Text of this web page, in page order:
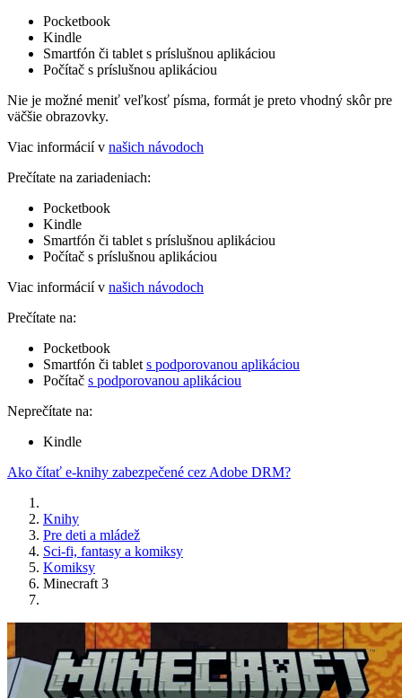
Pocketbook
Kindle
Smartfón či tablet s príslušnou aplikáciou
Počítač s príslušnou aplikáciou
Nie je možné meniť veľkosť písma, formát je preto vhodný skôr pre
väčšie obrazovky.
Viac informácií v našich návodoch
Prečítate na zariadeniach:
Pocketbook
Kindle
Smartfón či tablet s príslušnou aplikáciou
Počítač s príslušnou aplikáciou
Viac informácií v našich návodoch
Prečítate na:
Pocketbook
Smartfón či tablet s podporovanou aplikáciou
Počítač s podporovanou aplikáciou
Neprečítate na:
Kindle
Ako čítať e-knihy zabezpečené cez Adobe DRM?
Knihy
Pre deti a mládež
Sci-fi, fantasy a komiksy
Komiksy
Minecraft 3